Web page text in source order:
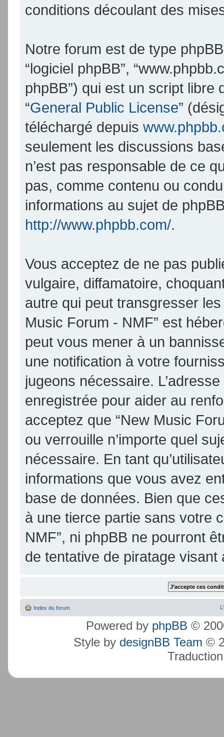
conditions découlant des
Notre forum est de type phpBB
“logiciel phpBB”,
phpBB”) qui est un script
“General Public License”
téléchargé depuis
seulement les discussions
n’est pas responsable de ce
pas, comme contenu ou
informations au sujet de
http://www.phpbb.com/.
Vous acceptez de ne pas
vulgaire, diffamatoire,
autre qui peut transgresser
Music Forum - NMF” est
peut vous mener à un
une notification à votre
jugeons nécessaire.
enregistrée pour aider au
acceptez que “New Music
ou verrouille n’importe quel
nécessaire. En tant
informations que vous avez
base de données. Bien que
à une tierce partie sans votre
NMF”, ni phpBB ne pourront
de tentative de piratage
Index du forum
Powered by phpBB ©
Style by designBB Team ©